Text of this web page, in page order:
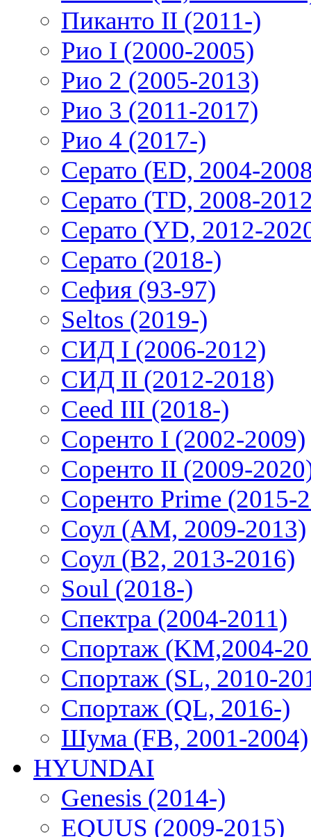
Пиканто II (2011-)
Рио I (2000-2005)
Рио 2 (2005-2013)
Рио 3 (2011-2017)
Рио 4 (2017-)
Серато (ED, 2004-
Серато (TD, 2008-
Серато (YD, 2012-
Серато (2018-)
Сефия (93-97)
Seltos (2019-)
СИД I (2006-2012)
СИД II (2012-2018)
Ceed III (2018-)
Соренто I (2002-2009)
Соренто II (2009-
Соренто Prime (2015-
Соул (AM, 2009-2013)
Соул (B2, 2013-2016)
Soul (2018-)
Спектра (2004-2011)
Спортаж (KM,2004-
Спортаж (SL, 2010-
Спортаж (QL, 2016-)
Шума (FB, 2001-2004)
HYUNDAI
Genesis (2014-)
EQUUS (2009-2015)